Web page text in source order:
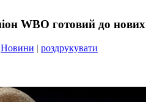
WBO готовий до нових
Новини | роздрукувати